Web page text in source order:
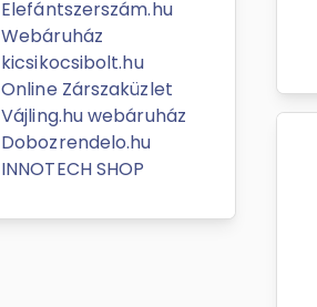
Elefántszerszám.hu
Webáruház
kicsikocsibolt.hu
Online Zárszaküzlet
Vájling.hu webáruház
Dobozrendelo.hu
INNOTECH SHOP